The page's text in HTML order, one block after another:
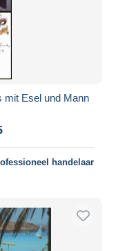
mit Esel und Mann
handelaar